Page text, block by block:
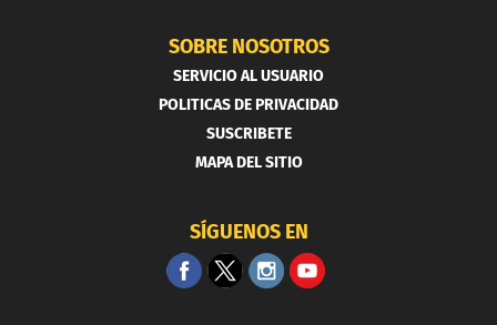
SOBRE NOSOTROS
SERVICIO AL USUARIO
POLITICAS DE PRIVACIDAD
SUSCRIBETE
MAPA DEL SITIO
SÍGUENOS EN